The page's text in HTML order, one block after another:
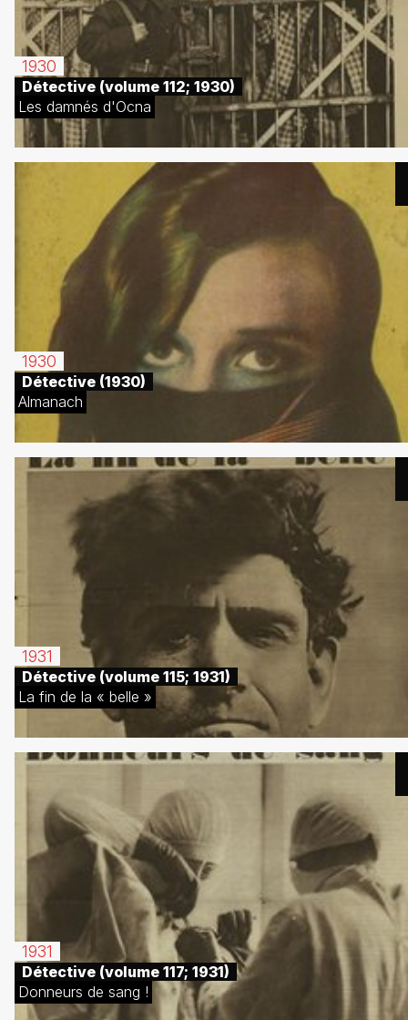
1930
Détective (volume 112; 1930)
Les damnés d'Ocna
1930
Détective (1930)
Almanach
1931
Détective (volume 115; 1931)
La fin de la « belle »
1931
Détective (volume 117; 1931)
Donneurs de sang !